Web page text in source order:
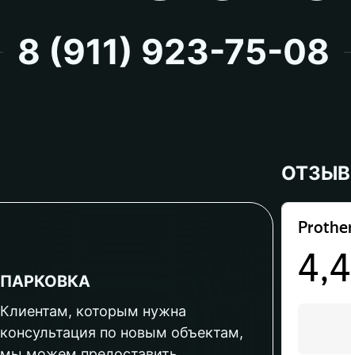
8 (911) 923-75-08
ПАРКОВКА
Клиентам, которым нужна
консультация по новым объектам,